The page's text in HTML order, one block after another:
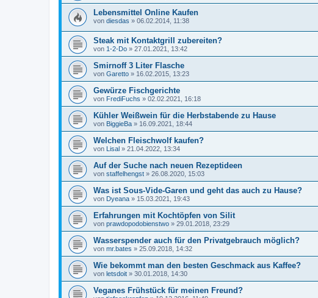
Lebensmittel Online Kaufen
von diesdas » 06.02.2014, 11:38
Steak mit Kontaktgrill zubereiten?
von 1-2-Do » 27.01.2021, 13:42
Smirnoff 3 Liter Flasche
von Garetto » 16.02.2015, 13:23
Gewürze Fischgerichte
von FrediFuchs » 02.02.2021, 16:18
Kühler Weißwein für die Herbstabende zu Hause
von BiggieBa » 16.09.2021, 18:44
Welchen Fleischwolf kaufen?
von Lisal » 21.04.2022, 13:34
Auf der Suche nach neuen Rezeptideen
von staffelhengst » 26.08.2020, 15:03
Was ist Sous-Vide-Garen und geht das auch zu Hause?
von Dyeana » 15.03.2021, 19:43
Erfahrungen mit Kochtöpfen von Silit
von prawdopodobienstwo » 29.01.2018, 23:29
Wasserspender auch für den Privatgebrauch möglich?
von mr.bates » 25.09.2018, 14:32
Wie bekommt man den besten Geschmack aus Kaffee?
von letsdoit » 30.01.2018, 14:30
Veganes Frühstück für meinen Freund?